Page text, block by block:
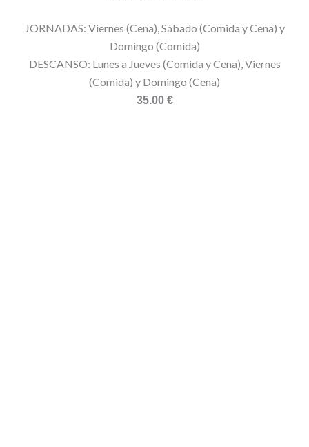
JORNADAS: Viernes (Cena), Sábado (Comida y Cena) y
Domingo (Comida)
DESCANSO: Lunes a Jueves (Comida y Cena), Viernes
(Comida) y Domingo (Cena)
35.00 €